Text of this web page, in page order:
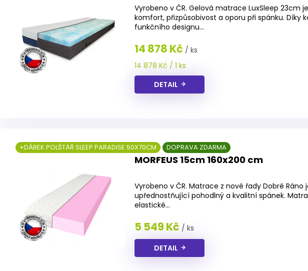
Vyrobeno v ČR. Gelová matrace LuxSleep 23cm
komfort, přizpůsobivost a oporu při spánku.
funkčního designu...
14 878 Kč / ks
Měrná
cena:
14 878 Kč / 1 ks
DETAIL
MORFEUS 15cm 160x200 cm
hodnocení
produktu
je
4,5
z
5
hvězdiček.
+DÁREK POLŠTÁŘ SLEEP PARADISE 50X70CM DOPRAVA ZDARMA
Vyrobeno v ČR. Matrace z nové řady Dobré
upřednostňující pohodlný a kvalitní spánek.
elastické...
5 549 Kč / ks
DETAIL